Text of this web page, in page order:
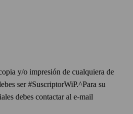
y/o impresión de cualquiera de
ser #SuscriptorWiP.^Para su
debes contactar al e-mail